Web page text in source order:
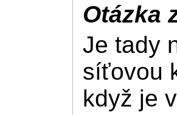
Otázka
Je tady
síťovou
když je